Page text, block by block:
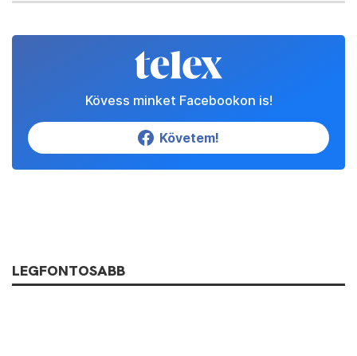
Kövess minket Facebookon is!
Követem!
LEGFONTOSABB